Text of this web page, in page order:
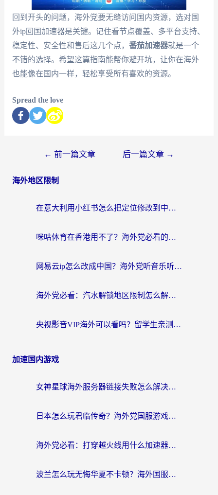
回到开头的问题，海外党要无缝访问国内资源，选对国
外ip回国加速器是关键。记住看节点覆盖、多平台支持、
稳定性、安全性和售后这几个点， 番茄加速器就是一个
不错的选择。希望这篇指南能帮你避开坑，让你在海外
也能像在国内一样，轻松享受所有喜欢的资源。
Spread the love
← 前一篇文章 后一篇文章 →
海外地区限制
在意大利用小红书怎么把定位修改到中国国内？3个实用技巧+1个靠谱工具帮你搞定
咪咕体育在香港用不了？海外党必看的回国加速器选择指南（附3个真实场景解决方案）
网易云ip怎么改成中国？海外党听音乐听书的无痛解决方案
海外党必看：汽水解锁地区限制怎么解除？3招解决国内影音&生活服务难题
央视影音VIP海外可以看吗？留学生亲测有效的回国加速器选择指南
加速国内游戏
女神星球海外服务器链接失败怎么解决？海外党国服游戏加速避坑指南
日本怎么玩君临传奇？海外党国服游戏加速避坑指南（附菲律宾欧洲玩家实测）
海外党必看：打穿越火线用什么加速器？解决延迟卡顿，还能玩奇妙拼图世界和第五人格
波兰怎么玩无悔华夏不卡顿？海外国服游戏加速器终极指南（附征途2萤火突击解决方案）